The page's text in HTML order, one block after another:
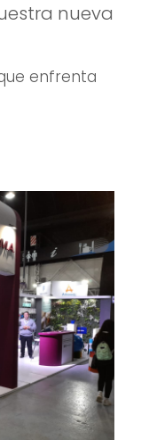
nueva
enfrenta